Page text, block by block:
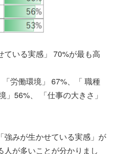
いる実感」 70%が最も高
労働環境」 67%、「 職種
56%、 「仕事の大きさ」
強みが生かせている実感」が
が多いことが分かりまし